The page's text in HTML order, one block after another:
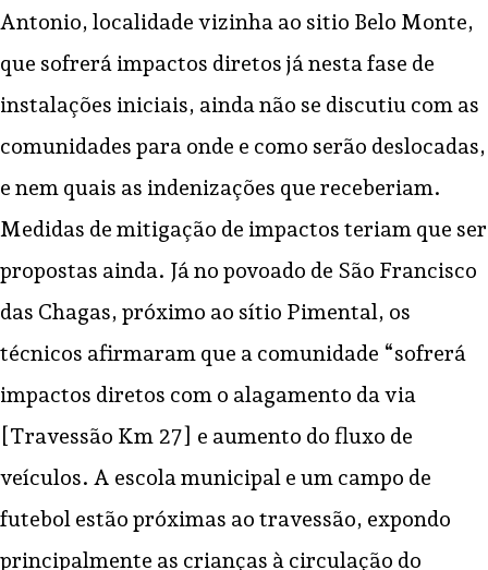
Antonio, localidade vizinha ao sitio Belo Monte,
que sofrerá impactos diretos já nesta fase de
instalações iniciais, ainda não se discutiu com as
comunidades para onde e como serão deslocadas,
e nem quais as indenizações que receberiam.
Medidas de mitigação de impactos teriam que ser
propostas ainda. Já no povoado de São Francisco
das Chagas, próximo ao sítio Pimental, os
técnicos afirmaram que a comunidade “sofrerá
impactos diretos com o alagamento da via
[Travessão Km 27] e aumento do fluxo de
veículos. A escola municipal e um campo de
futebol estão próximas ao travessão, expondo
principalmente as crianças à circulação do